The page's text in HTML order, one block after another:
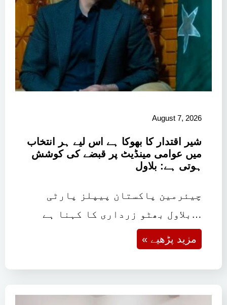
August 7, 2026
شیر اقتدار کا بھوکا ہے اس لیے ہر انتخاب
میں عوامی مینڈیٹ پر قبضے کی کوشش
ہوتی ہے: بلاول
چیئرمین پاکستان پیپلز پارٹی
بلاول بھٹو زرداری کا کہنا ہے…
« مزید پڑھیے